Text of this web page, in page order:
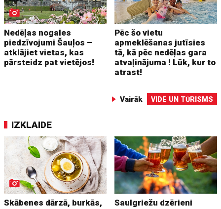
Nedēļas nogales
piedzīvojumi Šauļos –
atklājiet vietas, kas
pārsteidz pat vietējos!
Pēc šo vietu
apmeklēšanas jutīsies
tā, kā pēc nedēļas gara
atvaļinājuma ! Lūk, kur to
atrast!
Vairāk VIDE UN TŪRISMS
IZKLAIDE
Skābenes dārzā, burkās,
Saulgriežu dzērieni